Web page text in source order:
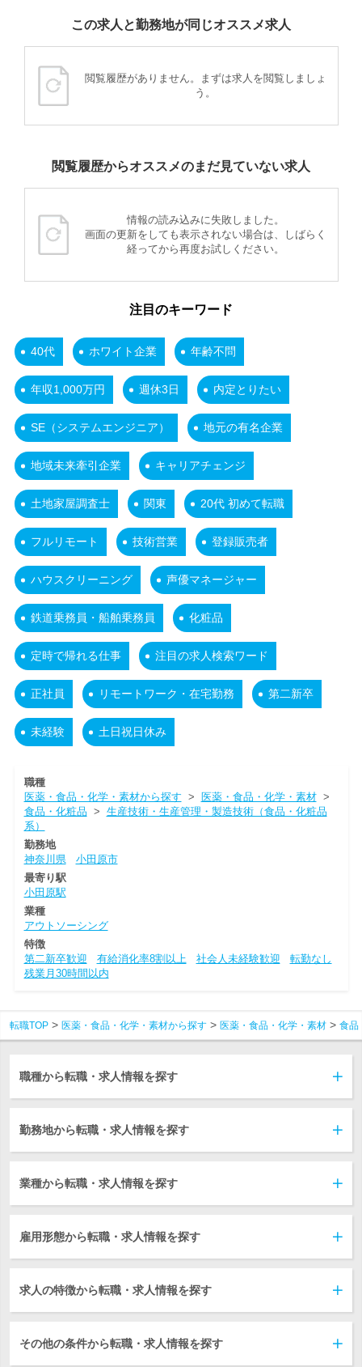
この求人と勤務地が同じオススメ求人
閲覧履歴がありません。まずは求人を閲覧しましょ
う。
閲覧履歴からオススメのまだ見ていない求人
情報の読み込みに失敗しました。
画面の更新をしても表示されない場合は、しばらく
経ってから再度お試しください。
注目のキーワード
40代 ホワイト企業 年齢不問
年収1,000万円 週休3日 内定とりたい
SE（システムエンジニア） 地元の有名企業
地域未来牽引企業 キャリアチェンジ
土地家屋調査士 関東 20代 初めて転職
フルリモート 技術営業 登録販売者
ハウスクリーニング 声優マネージャー
鉄道乗務員・船舶乗務員 化粧品
定時で帰れる仕事 注目の求人検索ワード
正社員 リモートワーク・在宅勤務 第二新卒
未経験 土日祝日休み
職種
医薬・食品・化学・素材から探す > 医薬・食品・化学・素材>
食品・化粧品 > 生産技術・生産管理・製造技術（食品・化粧品
系）
勤務地
神奈川県
小田原市
最寄り駅
小田原駅
業種
アウトソーシング
特徴
第二新卒歓迎
有給消化率8割以上 社会人未経験歓迎
転勤なし
残業月30時間以内
転職TOP 医薬・食品・化学・素材から探す 医薬・食品・化学・素材 食品
職種から転職・求人情報を探す
勤務地から転職・求人情報を探す
業種から転職・求人情報を探す
雇用形態から転職・求人情報を探す
求人の特徴から転職・求人情報を探す
その他の条件から転職・求人情報を探す